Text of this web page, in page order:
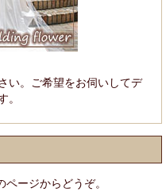
い。ご希望をお伺いしてデ
。
ページからどうぞ。